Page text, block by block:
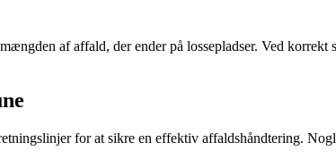
af affald, der ender på lossepladser. Ved
for at sikre en effektiv affaldshåndtering.